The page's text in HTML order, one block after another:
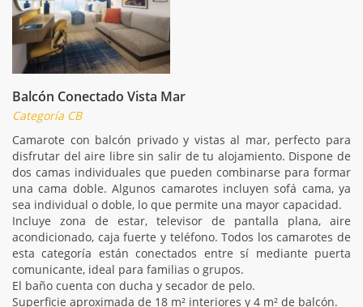
Balcón Conectado Vista Mar
Categoría CB
Camarote con balcón privado y vistas al mar, perfecto para
disfrutar del aire libre sin salir de tu alojamiento. Dispone de
dos camas individuales que pueden combinarse para formar
una cama doble. Algunos camarotes incluyen sofá cama, ya
sea individual o doble, lo que permite una mayor capacidad.
Incluye zona de estar, televisor de pantalla plana, aire
acondicionado, caja fuerte y teléfono. Todos los camarotes de
esta categoría están conectados entre sí mediante puerta
comunicante, ideal para familias o grupos.
El baño cuenta con ducha y secador de pelo.
Superficie aproximada de 18 m² interiores y 4 m² de balcón.